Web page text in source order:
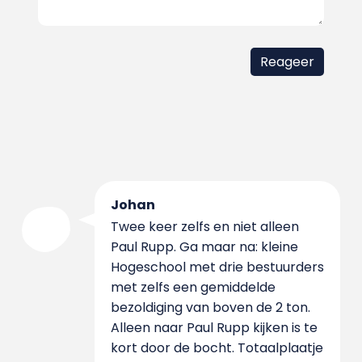
Johan
Twee keer zelfs en niet alleen
Paul Rupp. Ga maar na: kleine
Hogeschool met drie bestuurders
met zelfs een gemiddelde
bezoldiging van boven de 2 ton.
Alleen naar Paul Rupp kijken is te
kort door de bocht. Totaalplaatje